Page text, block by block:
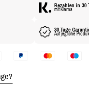
Bezahlen in 30
mit Klarna
30 Tage
Auf jegliche